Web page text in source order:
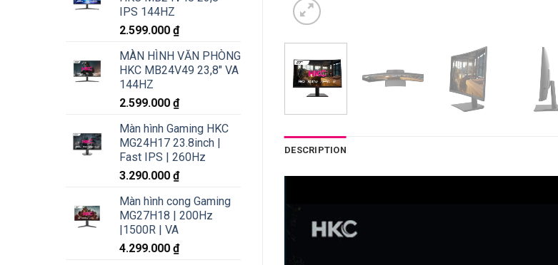
IPS 144HZ
2.599.000 ₫
MÀN HÌNH VĂN PHÒNG
HKC MB24V49 23,8" VA
144HZ
2.599.000 ₫
Màn hình Gaming HKC
MG24H17 23.8inch |
Fast IPS | 260Hz
3.290.000 ₫
Màn hình cong Gaming
MG27H18 | 200Hz
|1500R | VA
4.299.000 ₫
DESCRIPTION